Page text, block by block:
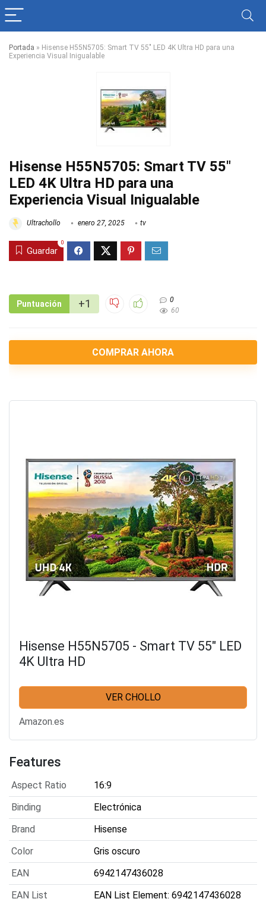
Portada » Hisense H55N5705: Smart TV 55″ LED 4K Ultra HD para una
Experiencia Visual Inigualable
Hisense H55N5705: Smart TV 55″
LED 4K Ultra HD para una
Experiencia Visual Inigualable
Ultrachollo enero 27, 2025 tv
Guardar
0
Puntuación +1
0
60
COMPRAR AHORA
Hisense H55N5705 - Smart TV 55" LED
4K Ultra HD
VER CHOLLO
Amazon.es
Features
Aspect Ratio
16:9
Binding
Electrónica
Brand
Hisense
Color
Gris oscuro
EAN
6942147436028
EAN List
EAN List Element: 6942147436028